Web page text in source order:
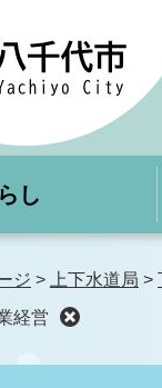
し
ジ > 上下水道局 >
経営